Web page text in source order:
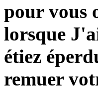
pour vous
lorsque
étiez
remuer